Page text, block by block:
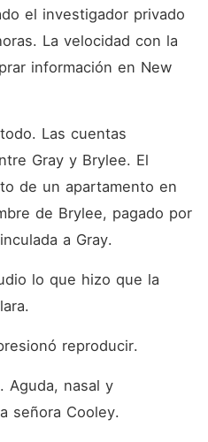
el investigador privado
La velocidad con la
información en New
Las cuentas
Gray y Brylee. El
de un apartamento en
de Brylee, pagado por
a Gray.
lo que hizo que la
reproducir.
Aguda, nasal y
señora Cooley.